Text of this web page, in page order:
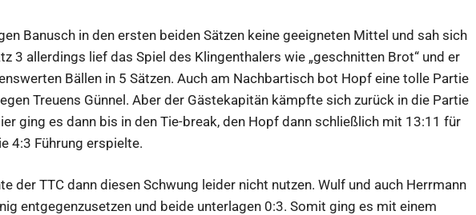
Banusch in den ersten beiden Sätzen keine geeigneten Mittel und sah sich
3 allerdings lief das Spiel des Klingenthalers wie „geschnitten Brot“ und er
Bällen in 5 Sätzen. Auch am Nachbartisch bot Hopf eine tolle Partie
Treuens Günnel. Aber der Gästekapitän kämpfte sich zurück in die Partie
ging es dann bis in den Tie-break, den Hopf dann schließlich mit 13:11 für
4:3 Führung erspielte.
der TTC dann diesen Schwung leider nicht nutzen. Wulf und auch Herrmann
entgegenzusetzen und beide unterlagen 0:3. Somit ging es mit einem